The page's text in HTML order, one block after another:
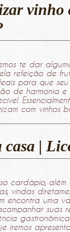
vinho
te dar
refeição de
para que
de harmonia
com vinhos
|
cardápio,
vindas
encontra uma
suas
iremos